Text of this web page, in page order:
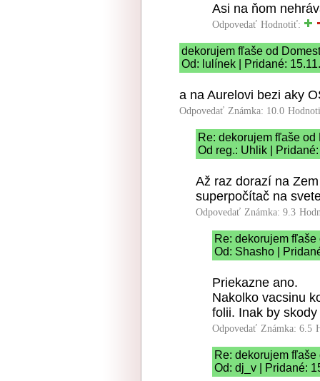
Asi na ňom
Odpovedať Hodnotiť:
dekorujem fľaše od
Od: lulínek | Pridané:
a na Aurelovi bezi aky
Odpovedať Známka: 10.0
Re: dekorujem fľaše
Od reg.: Uhlik |
Až raz dorazí na
superpočítač na
Odpovedať Známka: 9.3
Re: dekorujem
Od: Shasho |
Priekazne ano.
Nakolko vacsinu
folii. Inak by
Odpovedať Známka: 6.5
Re: dekorujem
Od: dj_v | Pridané: